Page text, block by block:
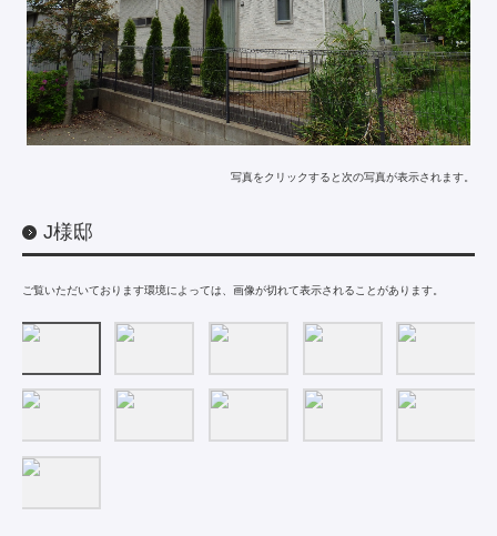
写真をクリックすると次の写真が表示されます。
J様邸
ご覧いただいております環境によっては、画像が切れて表示されることがあります。